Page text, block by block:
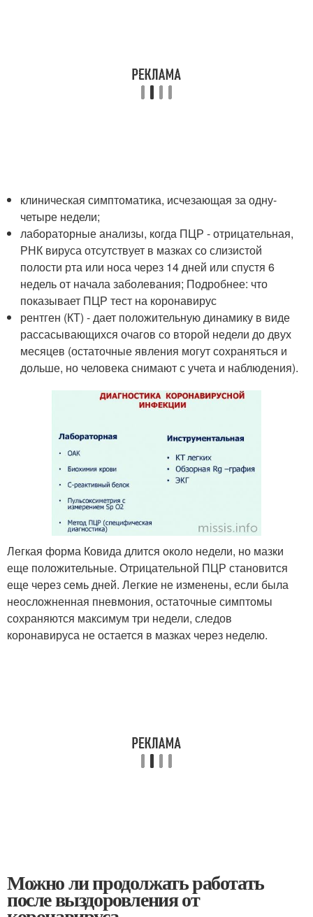
клиническая симптоматика, исчезающая за одну-
четыре недели;
лабораторные анализы, когда ПЦР - отрицательная,
РНК вируса отсутствует в мазках со слизистой
полости рта или носа через 14 дней или спустя 6
недель от начала заболевания; Подробнее: что
показывает ПЦР тест на коронавирус
рентген (КТ) - дает положительную динамику в виде
рассасывающихся очагов со второй недели до двух
месяцев (остаточные явления могут сохраняться и
дольше, но человека снимают с учета и наблюдения).
Легкая форма Ковида длится около недели, но мазки
еще положительные. Отрицательной ПЦР становится
еще через семь дней. Легкие не изменены, если была
неосложненная пневмония, остаточные симптомы
сохраняются максимум три недели, следов
коронавируса не остается в мазках через неделю.
Можно ли продолжать работать
после выздоровления от